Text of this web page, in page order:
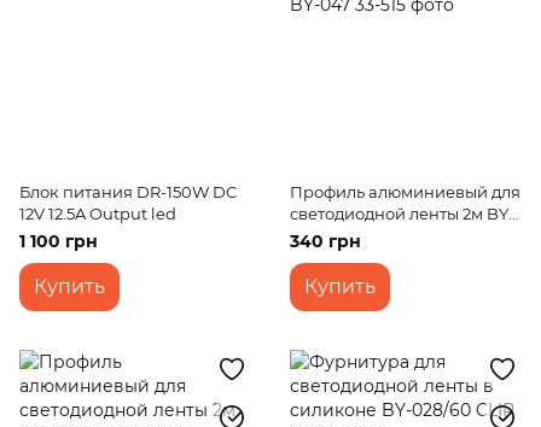
Блок питания DR-150W DC
12V 12.5A Output led
1 100 грн
Купить
Профиль алюминиевый для
светодиодной ленты 2м BY-
047
340 грн
Купить